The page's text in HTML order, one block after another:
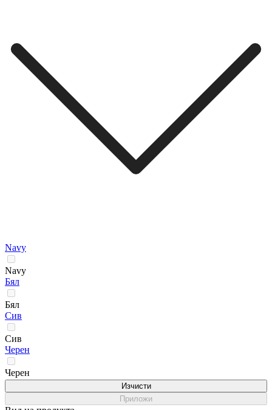
Navy
Navy
Бял
Бял
Сив
Сив
Черен
Черен
Изчисти
Приложи